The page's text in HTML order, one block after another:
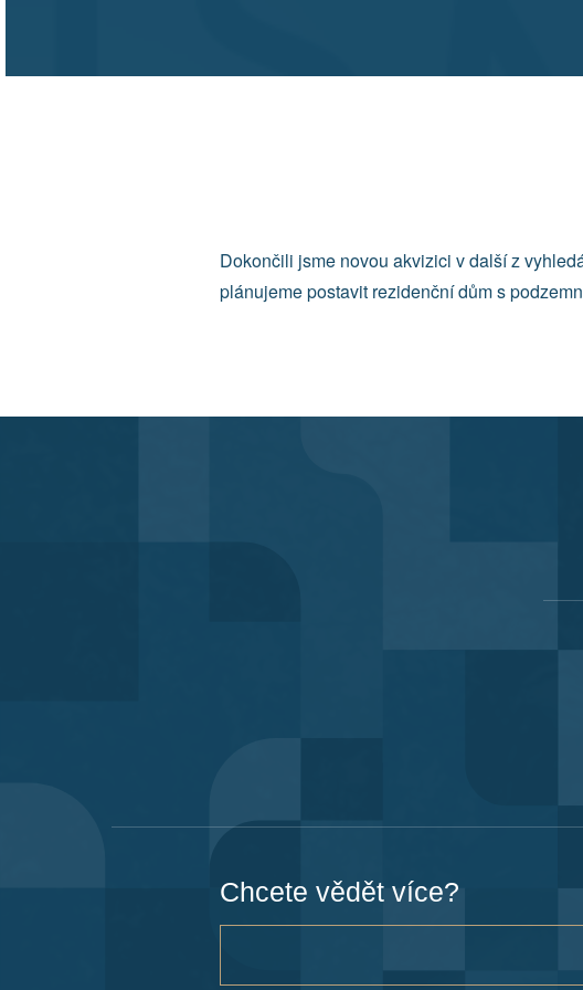
Dokončili jsme novou akvizici v další z
plánujeme postavit rezidenční dům s
Chcete vědět více?